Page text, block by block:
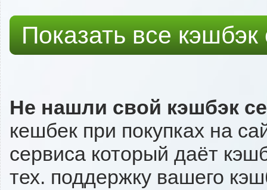
Показать все
Не нашли свой кэшбэк
кешбек при покупках на
сервиса который даёт
тех. поддержку вашего